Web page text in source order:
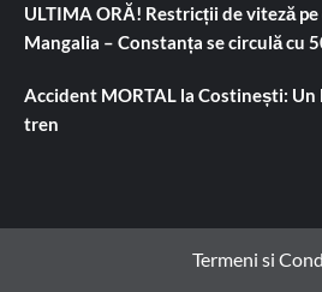
ULTIMA ORĂ! Restricții de viteză
Mangalia – Constanța se circulă cu
Accident MORTAL la Costinești:
tren
Termeni si